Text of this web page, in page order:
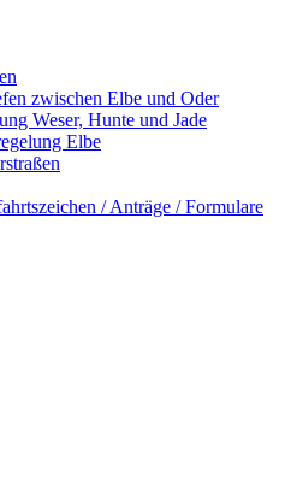
zwi­schen El­be und Oder
We­ser, Hun­te und Ja­de
El­be
/ An­trä­ge / For­mu­la­re